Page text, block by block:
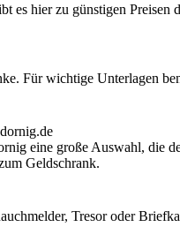
es hier zu günstigen Preisen
Für wichtige Unterlagen
eine große Auswahl, die
Geldschrank.
Tresor oder